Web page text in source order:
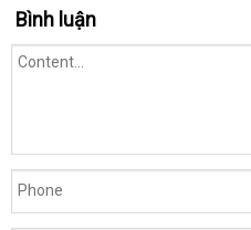
Bình luận